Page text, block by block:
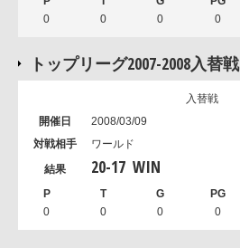
0 0 0 0
トップリーグ2007-2008入替戦
入替戦
2008/03/09
ワールド
20-17 WIN
0 0 0 0